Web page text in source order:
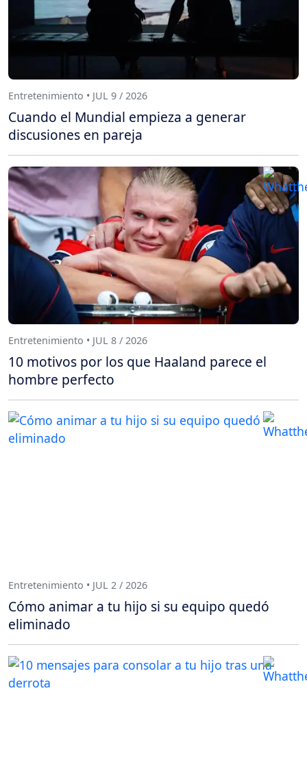
Entretenimiento • JUL 9 / 2026
Cuando el Mundial empieza a generar
discusiones en pareja
Entretenimiento • JUL 8 / 2026
10 motivos por los que Haaland parece el
hombre perfecto
Entretenimiento • JUL 2 / 2026
Cómo animar a tu hijo si su equipo quedó
eliminado